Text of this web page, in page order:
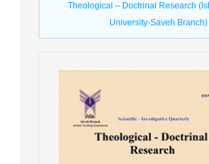
Theological – Doctrinal Research
University-Saveh Branch)